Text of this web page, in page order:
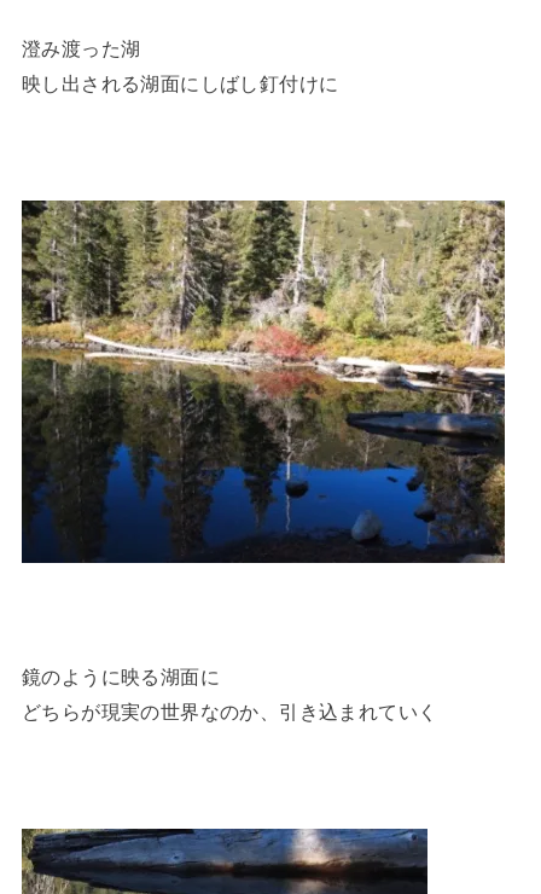
澄み渡った湖
映し出される湖面にしばし釘付けに
鏡のように映る湖面に
どちらが現実の世界なのか、引き込まれていく